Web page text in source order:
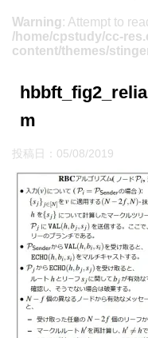
Warning: Attempt to
/home/cpstudy/cc-
content/themes/
m
投稿日： 05/08/2019